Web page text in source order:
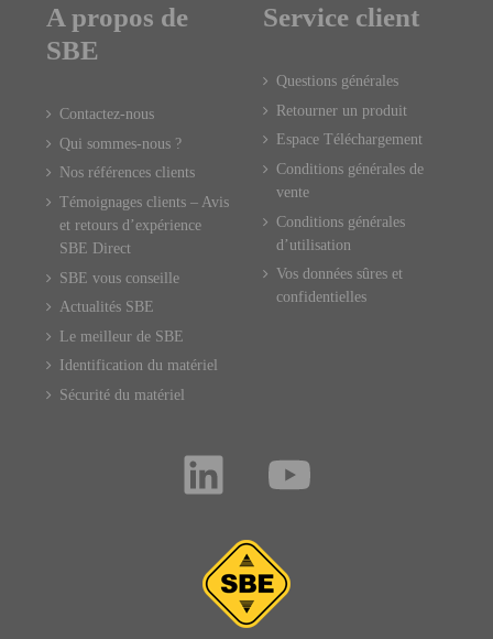
A propos de
SBE
Contactez-nous
Qui sommes-nous ?
Nos références clients
Témoignages clients – Avis
et retours d’expérience
SBE Direct
SBE vous conseille
Actualités SBE
Le meilleur de SBE
Identification du matériel
Sécurité du matériel
Service client
Questions générales
Retourner un produit
Espace Téléchargement
Conditions générales de
vente
Conditions générales
d’utilisation
Vos données sûres et
confidentielles